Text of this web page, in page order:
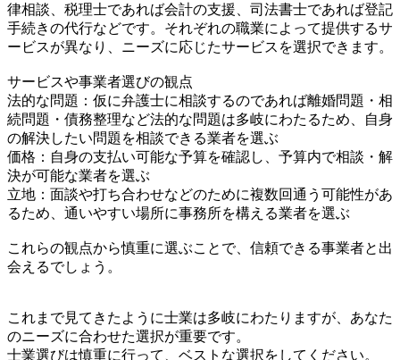
律相談、税理士であれば会計の支援、司法書士であれば登記
手続きの代行などです。それぞれの職業によって提供するサ
ービスが異なり、ニーズに応じたサービスを選択できます。
サービスや事業者選びの観点
法的な問題：仮に弁護士に相談するのであれば離婚問題・相
続問題・債務整理など法的な問題は多岐にわたるため、自身
の解決したい問題を相談できる業者を選ぶ
価格：自身の支払い可能な予算を確認し、予算内で相談・解
決が可能な業者を選ぶ
立地：面談や打ち合わせなどのために複数回通う可能性があ
るため、通いやすい場所に事務所を構える業者を選ぶ
これらの観点から慎重に選ぶことで、信頼できる事業者と出
会えるでしょう。
これまで見てきたように士業は多岐にわたりますが、あなた
のニーズに合わせた選択が重要です。
士業選びは慎重に行って、ベストな選択をしてください。